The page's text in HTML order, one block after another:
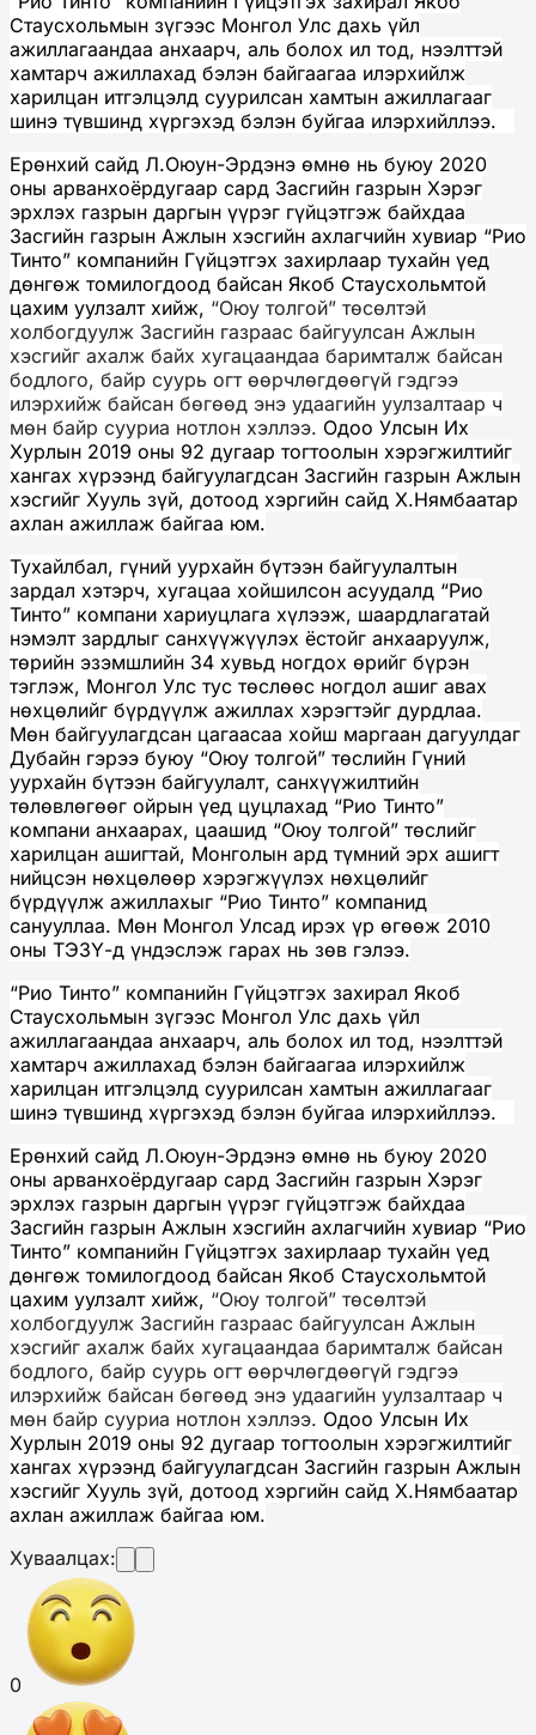
Стаусхольмын зүгээс Монгол Улс дахь үйл
ажиллагаандаа анхаарч, аль болох ил тод, нээлттэй
хамтарч ажиллахад бэлэн байгаагаа илэрхийлж
харилцан итгэлцэлд суурилсан хамтын ажиллагааг
шинэ түвшинд хүргэхэд бэлэн буйгаа илэрхийллээ.
Ерөнхий сайд Л.Оюун-Эрдэнэ өмнө нь буюу 2020
оны арванхоёрдугаар сард Засгийн газрын Хэрэг
эрхлэх газрын даргын үүрэг гүйцэтгэж байхдаа
Засгийн газрын Ажлын хэсгийн ахлагчийн хувиар “Рио
Тинто” компанийн Гүйцэтгэх захирлаар тухайн үед
дөнгөж томилогдоод байсан Якоб Стаусхольмтой
цахим уулзалт хийж, “Оюу толгой” төсөлтэй
холбогдуулж Засгийн газраас байгуулсан Ажлын
хэсгийг ахалж байх хугацаандаа баримталж байсан
бодлого, байр суурь огт өөрчлөгдөөгүй гэдгээ
илэрхийж байсан бөгөөд энэ удаагийн уулзалтаар ч
мөн байр сууриа нотлон хэллээ. Одоо Улсын Их
Хурлын 2019 оны 92 дугаар тогтоолын хэрэгжилтийг
хангах хүрээнд байгуулагдсан Засгийн газрын Ажлын
хэсгийг Хууль зүй, дотоод хэргийн сайд Х.Нямбаатар
ахлан ажиллаж байгаа юм.
Тухайлбал, гүний уурхайн бүтээн байгуулалтын
зардал хэтэрч, хугацаа хойшилсон асуудалд “Рио
Тинто” компани хариуцлага хүлээж, шаардлагатай
нэмэлт зардлыг санхүүжүүлэх ёстойг анхааруулж,
төрийн эзэмшлийн 34 хувьд ногдох өрийг бүрэн
тэглэж, Монгол Улс тус төслөөс ногдол ашиг авах
нөхцөлийг бүрдүүлж ажиллах хэрэгтэйг дурдлаа.
Мөн байгуулагдсан цагаасаа хойш маргаан дагуулдаг
Дубайн гэрээ буюу “Оюу толгой” төслийн Гүний
уурхайн бүтээн байгуулалт, санхүүжилтийн
төлөвлөгөөг ойрын үед цуцлахад “Рио Тинто”
компани анхаарах, цаашид “Оюу толгой” төслийг
харилцан ашигтай, Монголын ард түмний эрх ашигт
нийцсэн нөхцөлөөр хэрэгжүүлэх нөхцөлийг
бүрдүүлж ажиллахыг “Рио Тинто” компанид
санууллаа. Мөн Монгол Улсад ирэх үр өгөөж 2010
оны ТЭЗҮ-д үндэслэж гарах нь зөв гэлээ.
“Рио Тинто” компанийн Гүйцэтгэх захирал Якоб
Стаусхольмын зүгээс Монгол Улс дахь үйл
ажиллагаандаа анхаарч, аль болох ил тод, нээлттэй
хамтарч ажиллахад бэлэн байгаагаа илэрхийлж
харилцан итгэлцэлд суурилсан хамтын ажиллагааг
шинэ түвшинд хүргэхэд бэлэн буйгаа илэрхийллээ.
Ерөнхий сайд Л.Оюун-Эрдэнэ өмнө нь буюу 2020
оны арванхоёрдугаар сард Засгийн газрын Хэрэг
эрхлэх газрын даргын үүрэг гүйцэтгэж байхдаа
Засгийн газрын Ажлын хэсгийн ахлагчийн хувиар “Рио
Тинто” компанийн Гүйцэтгэх захирлаар тухайн үед
дөнгөж томилогдоод байсан Якоб Стаусхольмтой
цахим уулзалт хийж, “Оюу толгой” төсөлтэй
холбогдуулж Засгийн газраас байгуулсан Ажлын
хэсгийг ахалж байх хугацаандаа баримталж байсан
бодлого, байр суурь огт өөрчлөгдөөгүй гэдгээ
илэрхийж байсан бөгөөд энэ удаагийн уулзалтаар ч
мөн байр сууриа нотлон хэллээ. Одоо Улсын Их
Хурлын 2019 оны 92 дугаар тогтоолын хэрэгжилтийг
хангах хүрээнд байгуулагдсан Засгийн газрын Ажлын
хэсгийг Хууль зүй, дотоод хэргийн сайд Х.Нямбаатар
ахлан ажиллаж байгаа юм.
Хуваалцах:
0